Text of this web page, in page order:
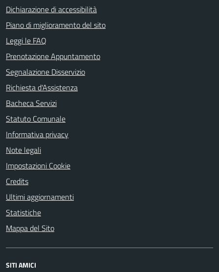
Dichiarazione di accessibilità
Piano di miglioramento del sito
Leggi le FAQ
Prenotazione Appuntamento
Segnalazione Disservizio
Richiesta d'Assistenza
Bacheca Servizi
Statuto Comunale
Informativa privacy
Note legali
Impostazioni Cookie
Credits
Ultimi aggiornamenti
Statistiche
Mappa del Sito
SITI AMICI